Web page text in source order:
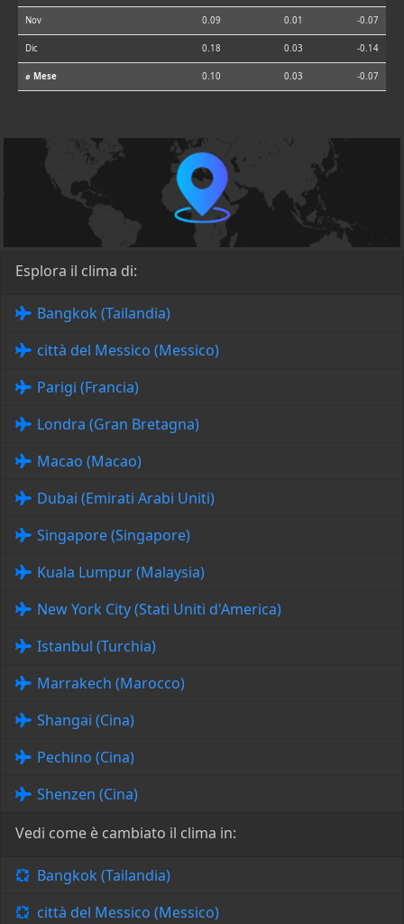
Nov 0.09 0.01 -0.07
Dic 0.18 0.03 -0.14
⌀ Mese 0.10 0.03 -0.07
Esplora il clima di:
Bangkok (Tailandia)
città del Messico (Messico)
Parigi (Francia)
Londra (Gran Bretagna)
Macao (Macao)
Dubai (Emirati Arabi Uniti)
Singapore (Singapore)
Kuala Lumpur (Malaysia)
New York City (Stati Uniti d'America)
Istanbul (Turchia)
Marrakech (Marocco)
Shangai (Cina)
Pechino (Cina)
Shenzen (Cina)
Vedi come è cambiato il clima in:
Bangkok (Tailandia)
città del Messico (Messico)